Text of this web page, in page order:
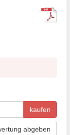
kaufen
abgeben